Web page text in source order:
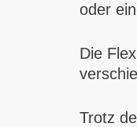
oder
Die
Trotz